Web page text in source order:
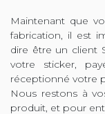
Maintenant que
fabrication, il est
dire être un client
votre sticker,
réceptionné votre
Nous restons à
produit, et pour